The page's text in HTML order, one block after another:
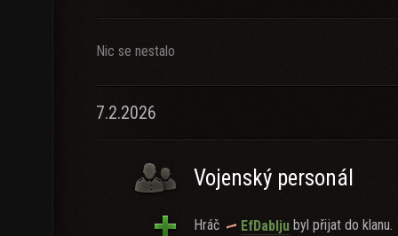
Nic se nestalo
7.2.2026
Vojenský personál
Hráč EfDablju byl přijat do klanu.